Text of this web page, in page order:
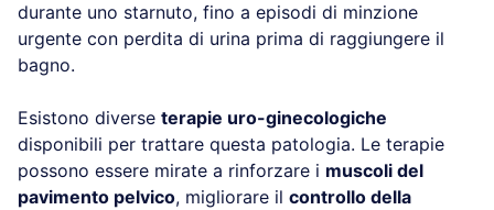
durante uno starnuto, fino a episodi di minzione
urgente con perdita di urina prima di raggiungere il
bagno.
Esistono diverse terapie uro-ginecologiche
disponibili per trattare questa patologia. Le terapie
possono essere mirate a rinforzare i muscoli del
pavimento pelvico, migliorare il controllo della